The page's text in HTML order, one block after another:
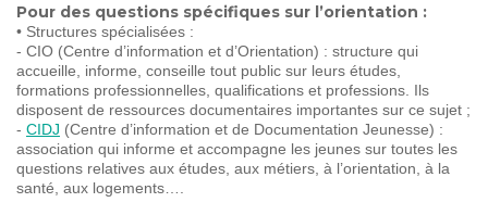
Pour des questions spécifiques sur l’orientation :
• Structures spécialisées :
- CIO (Centre d’information et d’Orientation) : structure qui
accueille, informe, conseille tout public sur leurs études,
formations professionnelles, qualifications et professions. Ils
disposent de ressources documentaires importantes sur ce sujet ;
- CIDJ (Centre d’information et de Documentation Jeunesse) :
association qui informe et accompagne les jeunes sur toutes les
questions relatives aux études, aux métiers, à l’orientation, à la
santé, aux logements….